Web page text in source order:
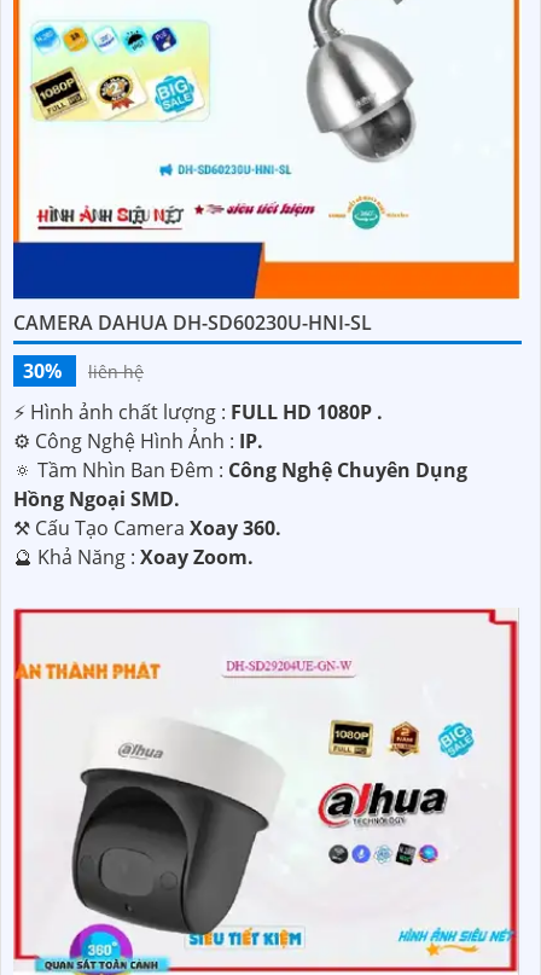
CAMERA DAHUA DH-SD60230U-HNI-SL
30%
liên hệ
️⚡ Hình ảnh chất lượng : FULL HD 1080P .
⚙ Công Nghệ Hình Ảnh : IP.
🔅 Tầm Nhìn Ban Đêm : Công Nghệ Chuyên Dụng
Hồng Ngoại SMD.
⚒ Cấu Tạo Camera Xoay 360.
️🔮 Khả Năng : Xoay Zoom.